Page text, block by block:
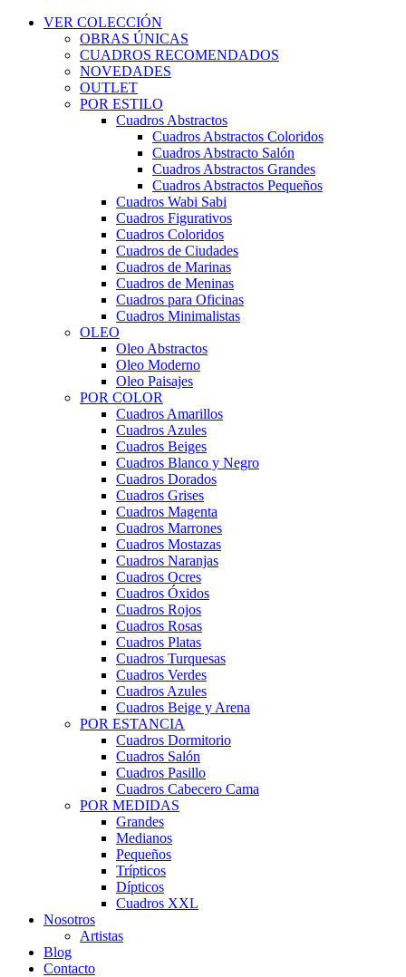
VER COLECCIÓN
OBRAS ÚNICAS
CUADROS RECOMENDADOS
NOVEDADES
OUTLET
POR ESTILO
Cuadros Abstractos
Cuadros Abstractos Coloridos
Cuadros Abstracto Salón
Cuadros Abstractos Grandes
Cuadros Abstractos Pequeños
Cuadros Wabi Sabi
Cuadros Figurativos
Cuadros Coloridos
Cuadros de Ciudades
Cuadros de Marinas
Cuadros de Meninas
Cuadros para Oficinas
Cuadros Minimalistas
OLEO
Oleo Abstractos
Oleo Moderno
Oleo Paisajes
POR COLOR
Cuadros Amarillos
Cuadros Azules
Cuadros Beiges
Cuadros Blanco y Negro
Cuadros Dorados
Cuadros Grises
Cuadros Magenta
Cuadros Marrones
Cuadros Mostazas
Cuadros Naranjas
Cuadros Ocres
Cuadros Óxidos
Cuadros Rojos
Cuadros Rosas
Cuadros Platas
Cuadros Turquesas
Cuadros Verdes
Cuadros Azules
Cuadros Beige y Arena
POR ESTANCIA
Cuadros Dormitorio
Cuadros Salón
Cuadros Pasillo
Cuadros Cabecero Cama
POR MEDIDAS
Grandes
Medianos
Pequeños
Trípticos
Dípticos
Cuadros XXL
Nosotros
Artistas
Blog
Contacto